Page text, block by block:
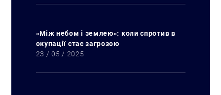
«Між небом і землею»: коли спротив в
окупації стає загрозою
23 / 05 / 2025